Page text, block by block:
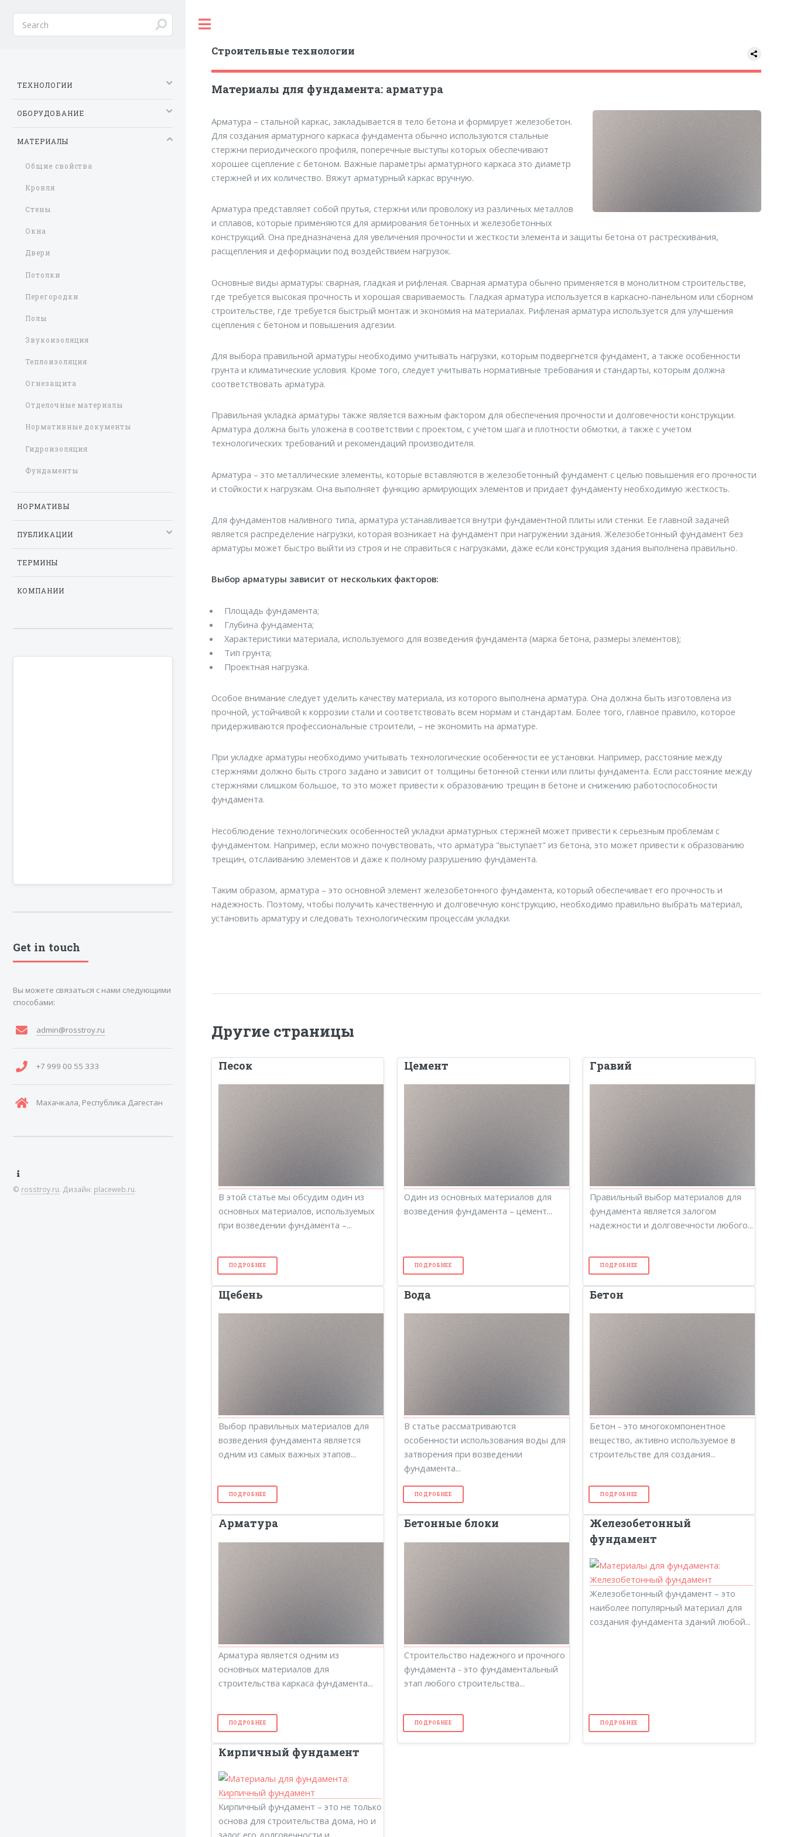
Строительные технологии
Материалы для фундамента: арматура
Арматура – стальной каркас, закладывается в тело бетона и формирует железобетон.
Для создания арматурного каркаса фундамента обычно используются стальные
стержни периодического профиля, поперечные выступы которых обеспечивают
хорошее сцепление с бетоном. Важные параметры арматурного каркаса это диаметр
стержней и их количество. Вяжут арматурный каркас вручную.
Арматура представляет собой прутья, стержни или проволоку из различных металлов
и сплавов, которые применяются для армирования бетонных и железобетонных
конструкций. Она предназначена для увеличения прочности и жесткости элемента и защиты бетона от растрескивания,
расщепления и деформации под воздействием нагрузок.
Основные виды арматуры: сварная, гладкая и рифленая. Сварная арматура обычно применяется в монолитном строительстве,
где требуется высокая прочность и хорошая свариваемость. Гладкая арматура используется в каркасно-панельном или сборном
строительстве, где требуется быстрый монтаж и экономия на материалах. Рифленая арматура используется для улучшения
сцепления с бетоном и повышения адгезии.
Для выбора правильной арматуры необходимо учитывать нагрузки, которым подвергнется фундамент, а также особенности
грунта и климатические условия. Кроме того, следует учитывать нормативные требования и стандарты, которым должна
соответствовать арматура.
Правильная укладка арматуры также является важным фактором для обеспечения прочности и долговечности конструкции.
Арматура должна быть уложена в соответствии с проектом, с учетом шага и плотности обмотки, а также с учетом
технологических требований и рекомендаций производителя.
Арматура – это металлические элементы, которые вставляются в железобетонный фундамент с целью повышения его прочности
и стойкости к нагрузкам. Она выполняет функцию армирующих элементов и придает фундаменту необходимую жесткость.
Для фундаментов наливного типа, арматура устанавливается внутри фундаментной плиты или стенки. Ее главной задачей
является распределение нагрузки, которая возникает на фундамент при нагружении здания. Железобетонный фундамент без
арматуры может быстро выйти из строя и не справиться с нагрузками, даже если конструкция здания выполнена правильно.
Выбор арматуры зависит от нескольких факторов:
Площадь фундамента;
Глубина фундамента;
Характеристики материала, используемого для возведения фундамента (марка бетона, размеры элементов);
Тип грунта;
Проектная нагрузка.
Особое внимание следует уделить качеству материала, из которого выполнена арматура. Она должна быть изготовлена из
прочной, устойчивой к коррозии стали и соответствовать всем нормам и стандартам. Более того, главное правило, которое
придерживаются профессиональные строители, – не экономить на арматуре.
При укладке арматуры необходимо учитывать технологические особенности ее установки. Например, расстояние между
стержнями должно быть строго задано и зависит от толщины бетонной стенки или плиты фундамента. Если расстояние между
стержнями слишком большое, то это может привести к образованию трещин в бетоне и снижению работоспособности
фундамента.
Несоблюдение технологических особенностей укладки арматурных стержней может привести к серьезным проблемам с
фундаментом. Например, если можно почувствовать, что арматура "выступает" из бетона, это может привести к образованию
трещин, отслаиванию элементов и даже к полному разрушению фундамента.
Таким образом, арматура – это основной элемент железобетонного фундамента, который обеспечивает его прочность и
надежность. Поэтому, чтобы получить качественную и долговечную конструкцию, необходимо правильно выбрать материал,
установить арматуру и следовать технологическим процессам укладки.
Другие страницы
Песок
В этой статье мы обсудим один из
основных материалов, используемых
при возведении фундамента –...
ПОДРОБНЕЕ
Цемент
Один из основных материалов для
возведения фундамента – цемент...
ПОДРОБНЕЕ
Гравий
Правильный выбор материалов для
фундамента является залогом
надежности и долговечности любого...
ПОДРОБНЕЕ
Щебень
Выбор правильных материалов для
возведения фундамента является
одним из самых важных этапов...
ПОДРОБНЕЕ
Вода
В статье рассматриваются
особенности использования воды для
затворения при возведении
фундамента...
ПОДРОБНЕЕ
Бетон
Бетон - это многокомпонентное
вещество, активно используемое в
строительстве для создания...
ПОДРОБНЕЕ
Арматура
Арматура является одним из
основных материалов для
строительства каркаса фундамента...
ПОДРОБНЕЕ
Бетонные блоки
Строительство надежного и прочного
фундамента - это фундаментальный
этап любого строительства...
ПОДРОБНЕЕ
Железобетонный
фундамент
Железобетонный фундамент – это
наиболее популярный материал для
создания фундамента зданий любой...
ПОДРОБНЕЕ
Кирпичный фундамент
Кирпичный фундамент – это не только
основа для строительства дома, но и
залог его долговечности и...
ТЕХНОЛОГИИ
ОБОРУДОВАНИЕ
МАТЕРИАЛЫ
Общие свойства
Кровля
Стены
Окна
Двери
Потолки
Перегородки
Полы
Звукоизоляция
Теплоизоляция
Огнезащита
Отделочные материалы
Нормативные документы
Гидроизоляция
Фундаменты
НОРМАТИВЫ
ПУБЛИКАЦИИ
ТЕРМИНЫ
КОМПАНИИ
Get in touch
Вы можете связаться с нами следующими
способами:
admin@rosstroy.ru
+7 999 00 55 333
Махачкала, Республика Дагестан
© rosstroy.ru. Дизайн: placeweb.ru.